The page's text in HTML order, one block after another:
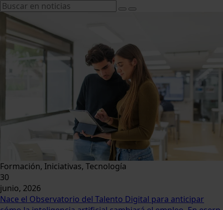
Formación, Iniciativas, Tecnología
30
junio, 2026
Nace el Observatorio del Talento Digital para anticipar